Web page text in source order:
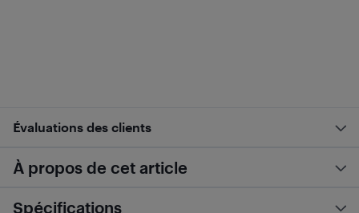
Évaluations des clients
À propos de cet article
Spécifications